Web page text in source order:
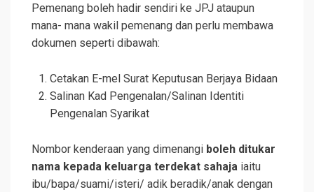
Pemenang boleh hadir sendiri ke JPJ ataupun
mana- mana wakil pemenang dan perlu membawa
dokumen seperti dibawah:
Cetakan E-mel Surat Keputusan Berjaya Bidaan
Salinan Kad Pengenalan/Salinan Identiti
Pengenalan Syarikat
Nombor kenderaan yang dimenangi boleh ditukar
nama kepada keluarga terdekat sahaja iaitu
ibu/bapa/suami/isteri/ adik beradik/anak dengan